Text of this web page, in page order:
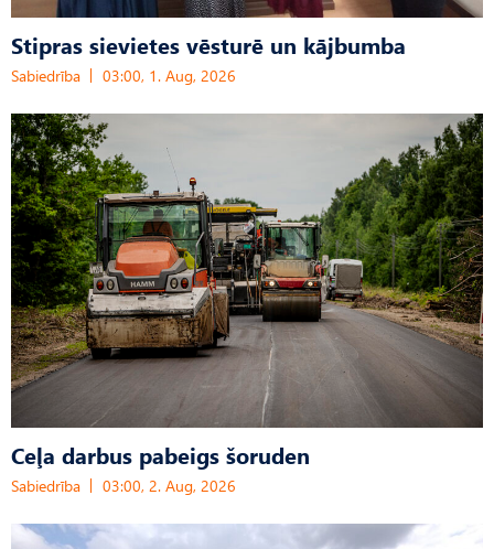
Stipras sievietes vēsturē un kājbumba
Sabiedrība 03:00, 1. Aug, 2026
Ceļa darbus pabeigs šoruden
Sabiedrība 03:00, 2. Aug, 2026